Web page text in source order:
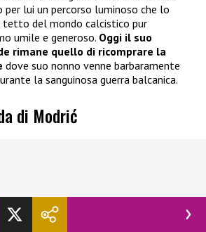
per lui un percorso luminoso che lo
del mondo calcistico pur
umile e generoso. Oggi il suo
rimane quello di ricomprare la
dove suo nonno venne barbaramente
la sanguinosa guerra balcanica.
di Modrić